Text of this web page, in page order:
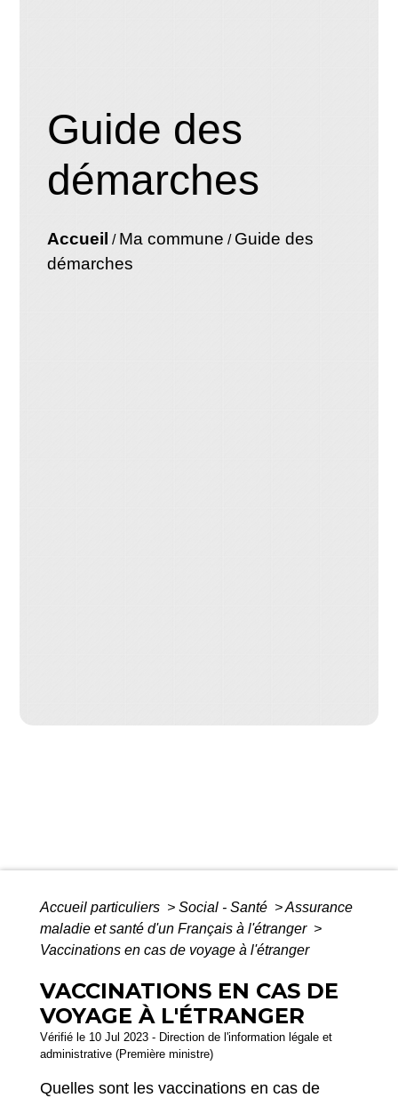
Guide des
démarches
Accueil / Ma commune / Guide des
démarches
Accueil particuliers > Social - Santé >Assurance
maladie et santé d'un Français à l'étranger >
Vaccinations en cas de voyage à l'étranger
VACCINATIONS EN CAS DE
VOYAGE À L'ÉTRANGER
Vérifié le 10 Jul 2023 - Direction de l'information légale et
administrative (Première ministre)
Quelles sont les vaccinations en cas de